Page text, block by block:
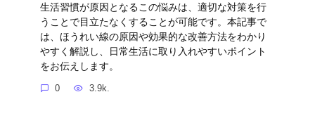
生活習慣が原因となるこの悩みは、適切な対策を行
うことで目立たなくすることが可能です。本記事で
は、ほうれい線の原因や効果的な改善方法をわかり
やすく解説し、日常生活に取り入れやすいポイント
をお伝えします。
0 3.9k.